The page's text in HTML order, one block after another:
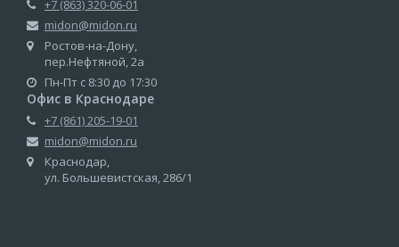
+7 (863) 320-06-01
midon@midon.ru
Ростов-на-Дону,
пер.Нефтяной, 2а
Пн-Пт с 8:30 до 17:30
Офис в Краснодаре
+7 (861) 205-19-01
midon@midon.ru
Краснодар,
ул. Большевистская, 286/1